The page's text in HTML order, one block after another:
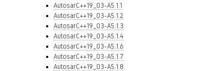
AutosarC++19_03-A5.1.1
AutosarC++19_03-A5.1.2
AutosarC++19_03-A5.1.3
AutosarC++19_03-A5.1.4
AutosarC++19_03-A5.1.6
AutosarC++19_03-A5.1.7
AutosarC++19_03-A5.1.8